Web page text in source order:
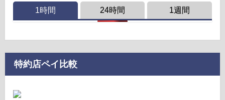
1時間 24時間 1週間
特約店ペイ比較